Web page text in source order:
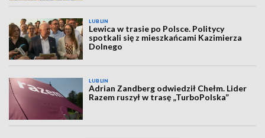
LUBLIN
Lewica w trasie po Polsce. Politycy
spotkali się z mieszkańcami Kazimierza
Dolnego
LUBLIN
Adrian Zandberg odwiedził Chełm. Lider
Razem ruszył w trasę „TurboPolska”